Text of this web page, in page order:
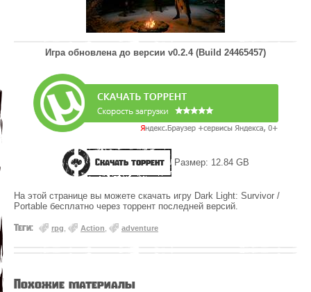
Игра обновлена до версии v0.2.4 (Build 24465457)
Скачать торрент Размер: 12.84 GB
На этой странице вы можете скачать игру Dark Light: Survivor /
Portable бесплатно через торрент последней версий.
Теги: rpg Action adventure
Похожие материалы